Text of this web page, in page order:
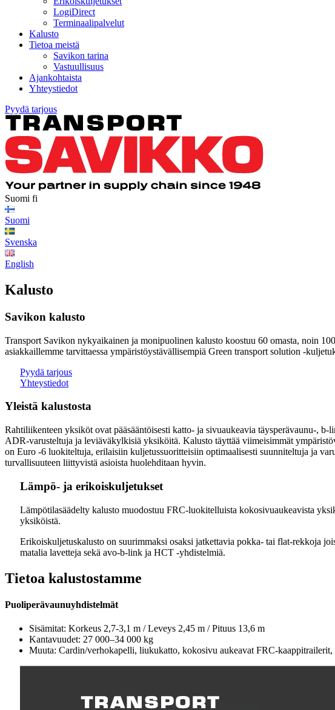
LogiDirect
Terminaalipalvelut
Kalusto
Tietoa meistä
Savikon tarina
Vastuullisuus
Ajankohtaista
Yhteystiedot
Pyydä tarjous
Suomi fi
Suomi
Svenska
English
Kalusto
Savikon kalusto
Transport Savikon nykyaikainen ja monipuolinen kalusto koostuu 60 omasta, noin
asiakkaillemme tarvittaessa ympäristöystävällisempiä Green transport solution -
Pyydä tarjous
Yhteystiedot
Yleistä kalustosta
Rahtiliikenteen yksiköt ovat pääsääntöisesti katto- ja sivuaukeavia täysperävaunu-,
ADR-varusteltuja ja leviäväkylkisiä yksiköitä. Kalusto täyttää viimeisimmät
on Euro -6 luokiteltuja, erilaisiin kuljetussuoritteisiin optimaalisesti suunniteltuja ja
turvallisuuteen liittyvistä asioista huolehditaan hyvin.
Lämpö- ja erikoiskuljetukset
Lämpötilasäädelty kalusto muodostuu FRC-luokitelluista kokosivuaukeavista
yksiköistä.
Erikoiskuljetuskalusto on suurimmaksi osaksi jatkettavia pokka- tai flat-rekkoja
matalia lavetteja sekä avo-b-link ja HCT -yhdistelmiä.
Tietoa kalustostamme
Puoliperävaunuyhdistelmät
Sisämitat: Korkeus 2,7-3,1 m / Leveys 2,45 m / Pituus 13,6 m
Kantavuudet: 27 000–34 000 kg
Muuta: Cardin/verhokapelli, liukukatto, kokosivu aukeavat FRC-